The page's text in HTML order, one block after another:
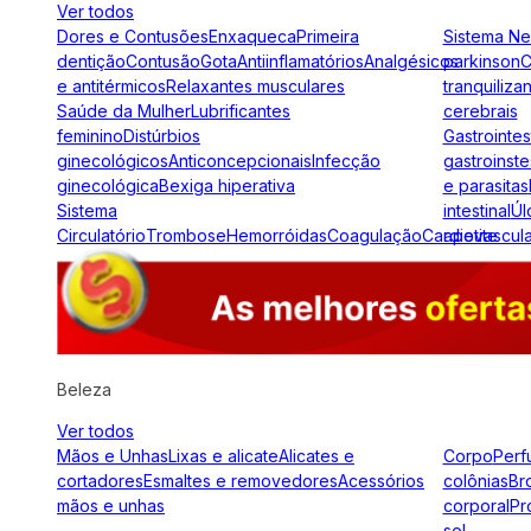
Ver todos
Dores e ContusõesEnxaquecaPrimeira
dentiçãoContusãoGotaAntiinflamatóriosAnalgésicos
e antitérmicosRelaxantes musculares
Saúde da MulherLubrificantes
femininoDistúrbios
ginecológicosAnticoncepcionaisInfecção
ginecológicaBexiga hiperativa
Sistema
CirculatórioTromboseHemorróidasCoagulação
Sistema
parkinson
cerebrais
e parasitas
intestinal
apetite
Beleza
Ver todos
Mãos e UnhasLixas e alicateAlicates e
cortadoresEsmaltes e removedoresAcessórios
mãos e unhas
Corpo
colônias
corporal